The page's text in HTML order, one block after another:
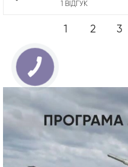
1 ВІДГУК
1 2 3